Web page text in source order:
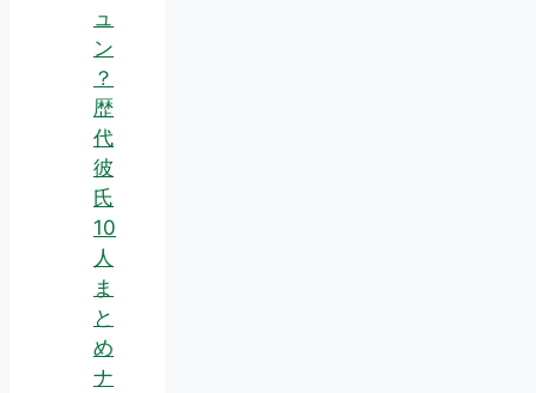
ュ
ン
？
歴
代
彼
氏
10
人
ま
と
め
ナ